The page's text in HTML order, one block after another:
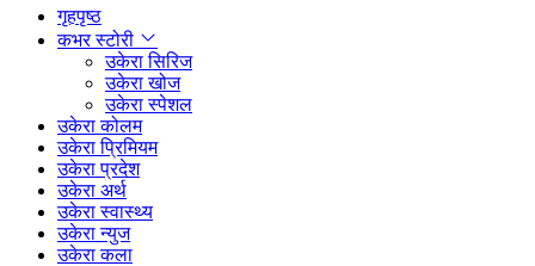
गृहपृष्ठ
कभर स्टोरी
उकेरा सिरिज
उकेरा खोज
उकेरा स्पेशल
उकेरा कोलम
उकेरा प्रिमियम
उकेरा प्रदेश
उकेरा अर्थ
उकेरा स्वास्थ्य
उकेरा न्युज
उकेरा कला